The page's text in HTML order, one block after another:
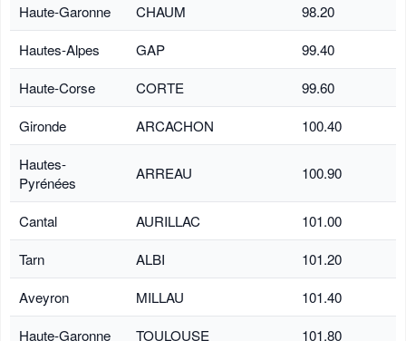
Haute-Garonne
CHAUM
98.20
Hautes-Alpes
GAP
99.40
Haute-Corse
CORTE
99.60
Gironde
ARCACHON
100.40
Hautes-
Pyrénées
ARREAU 100.90
Cantal AURILLAC
101.00
Tarn
ALBI
101.20
Aveyron
MILLAU
101.40
Haute-Garonne
TOULOUSE
101.80